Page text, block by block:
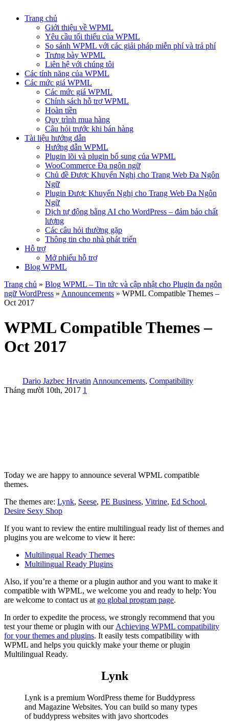
Trang chủ
Giới thiệu về WPML
Yêu cầu tối thiểu của WPML
So sánh WPML với các giải pháp miễn phí và trả phí
Trưng bày WPML
Liên hệ với chúng tôi
Các tính năng của WPML
Các mức giá WPML
Các mức giá WPML
Chính sách hỗ trợ WPML
Hoàn tiền
Quy trình mua hàng
Câu hỏi trước khi bán hàng
Tài liệu hướng dẫn
Hướng dẫn WPML
Plugin lõi và plugin bổ sung của WPML
WooCommerce Đa ngôn ngữ
Chủ đề Được Khuyến Nghị cho Trang Web Đa Ngôn
Ngữ
Plugin Được Khuyến Nghị cho Trang Web Đa Ngôn
Ngữ
Dịch tự động bằng AI cho WordPress – đảm bảo chất
lượng
Các câu hỏi thường gặp
Thông tin cho nhà phát triển
Hỗ trợ
Mở phiếu hỗ trợ
Blog WPML
Trang chủ » Blog WPML – Tin tức và cập nhật cho Plugin đa ngôn
ngữ WordPress » Announcements » WPML Compatible Themes –
Oct 2017
WPML Compatible Themes –
Oct 2017
Dario Jazbec Hrvatin Announcements, Compatibility
Tháng mười 10th, 2017 1
Today we are happy to announce several WPML compatible
themes.
The themes are: Lynk, Seese, PE Business, Vitrine, Ed School,
Desire Sexy Shop
If you want to review the entire multilingual ready list of themes and
plugins you are welcome to view it here:
Multilingual Ready Themes
Multilingual Ready Plugins
Also, if you’re a theme or a plugin author and you want to make it
compatible with WPML, we welcome you and ready to help: You
are welcome to contact us at go global program page.
In order to expedite the process, we strongly recommend that you
test your theme or plugin with our Achieving WPML compatibility
for your themes and plugins. It easily tests compatibility with
WPML and helps you quickly make your theme or plugin
Multilingual Ready.
Lynk
Lynk is a premium WordPress theme for Buddypress
and Magazine Websites. You can build so many types
of buddypress websites with javo shortcodes